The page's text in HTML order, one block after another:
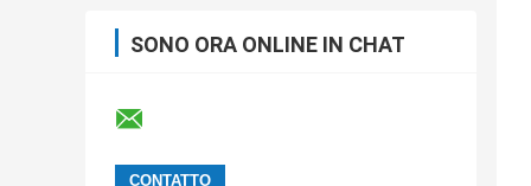
SONO ORA ONLINE IN CHAT